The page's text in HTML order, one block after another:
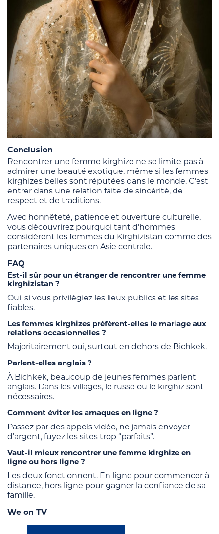
Conclusion
Rencontrer une femme kirghize ne se limite pas à
admirer une beauté exotique, même si les femmes
kirghizes belles sont réputées dans le monde. C’est
entrer dans une relation faite de sincérité, de
respect et de traditions.
Avec honnêteté, patience et ouverture culturelle,
vous découvrirez pourquoi tant d’hommes
considèrent les femmes du Kirghizistan comme des
partenaires uniques en Asie centrale.
FAQ
Est-il sûr pour un étranger de rencontrer une femme
kirghizistan ?
Oui, si vous privilégiez les lieux publics et les sites
fiables.
Les femmes kirghizes préfèrent-elles le mariage aux
relations occasionnelles ?
Majoritairement oui, surtout en dehors de Bichkek.
Parlent-elles anglais ?
À Bichkek, beaucoup de jeunes femmes parlent
anglais. Dans les villages, le russe ou le kirghiz sont
nécessaires.
Comment éviter les arnaques en ligne ?
Passez par des appels vidéo, ne jamais envoyer
d’argent, fuyez les sites trop “parfaits”.
Vaut-il mieux rencontrer une femme kirghize en
ligne ou hors ligne ?
Les deux fonctionnent. En ligne pour commencer à
distance, hors ligne pour gagner la confiance de sa
famille.
We on TV